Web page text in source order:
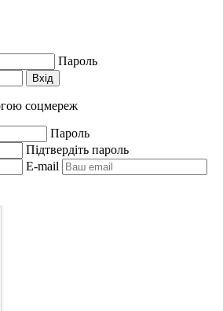
Пароль
Вхід
соцмереж
Пароль
Підтвердіть пароль
E-mail